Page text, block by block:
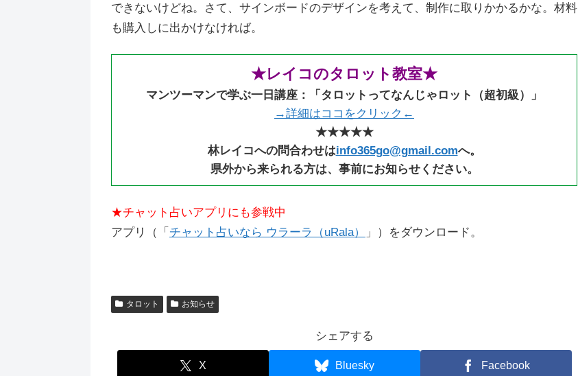
できないけどね。さて、サインボードのデザインを考えて、制作に取りかかるかな。材料
も購入しに出かけなければ。
★レイコのタロット教室★
マンツーマンで学ぶ一日講座：「タロットってなんじゃロット（超初級）」
→詳細はココをクリック←
★★★★★
林レイコへの問合わせはinfo365go@gmail.comへ。
県外から来られる方は、事前にお知らせください。
★チャット占いアプリにも参戦中
アプリ（「 チャット占いなら ウラーラ（uRala） 」）をダウンロード。
タロット お知らせ
シェアする
X Bluesky Facebook